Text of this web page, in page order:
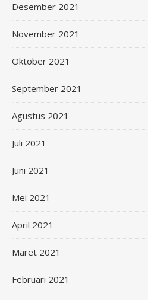
Desember 2021
November 2021
Oktober 2021
September 2021
Agustus 2021
Juli 2021
Juni 2021
Mei 2021
April 2021
Maret 2021
Februari 2021